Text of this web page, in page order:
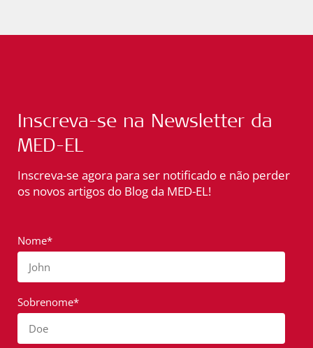
Inscreva-se na Newsletter da
MED-EL
Inscreva-se agora para ser notificado e não perder
os novos artigos do Blog da MED-EL!
Nome*
John
Sobrenome*
Doe